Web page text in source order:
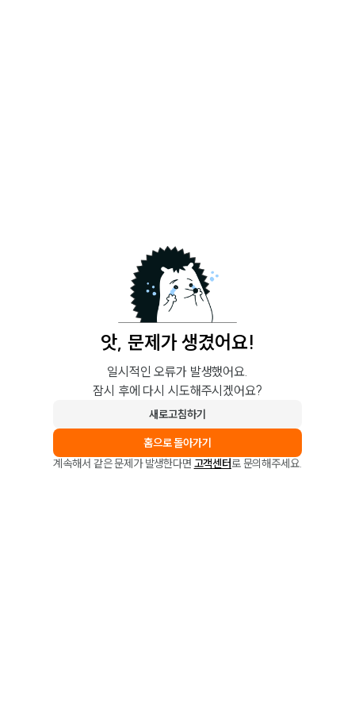
앗, 문제가 생겼어요!
일시적인 오류가 발생했어요.
잠시 후에 다시 시도해주시겠어요?
새로고침하기
홈으로 돌아가기
계속해서 같은 문제가 발생한다면 고객센터로 문의해주세요.